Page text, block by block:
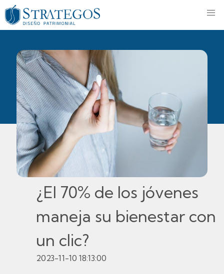
¿El 70% de los jóvenes
maneja su bienestar con
un clic?
2023-11-10 18:13:00